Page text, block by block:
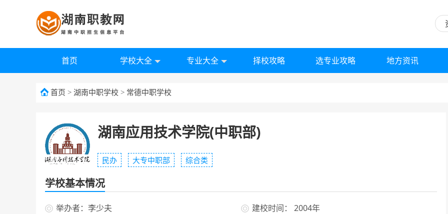
首页 学校大全 专业大全 择校攻略 选专业攻略 地方资讯
首页 > 湖南中职学校 > 常德中职学校
湖南应用技术学院(中职部)
民办 大专中职部 综合类
学校基本情况
举办者：李少夫
建校时间： 2004年